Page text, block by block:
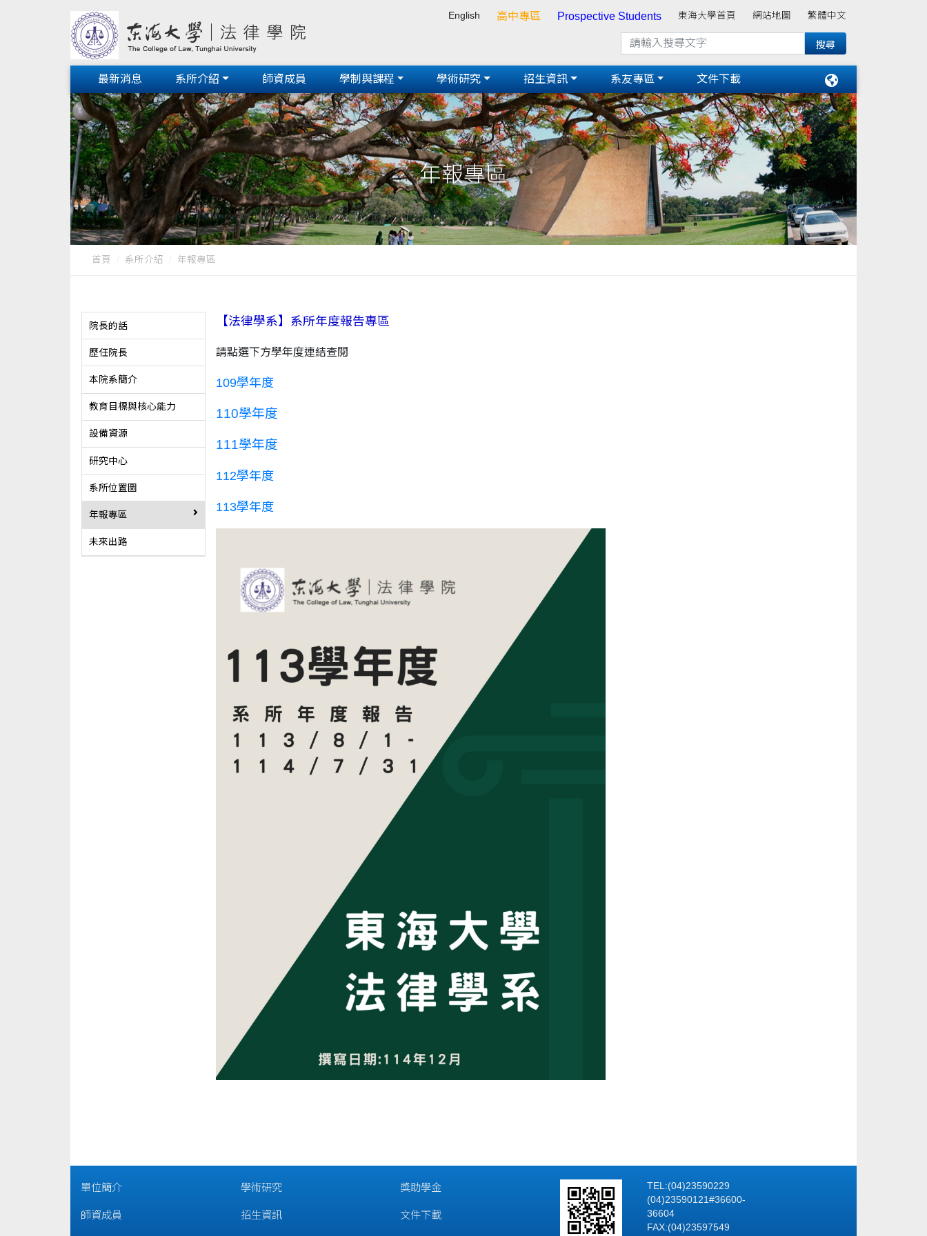
English 高中專區 Prospective Students 東海大學首頁 網站地圖 繁體中文
最新消息 系所介紹 師資成員 學制與課程 學術研究 招生資訊 系友專區 文件下載
年報專區
首頁 系所介紹 年報專區
院長的話
歷任院長
本院系簡介
教育目標與核心能力
設備資源
研究中心
系所位置圖
年報專區
未來出路
【法律學系】系所年度報告專區
請點選下方學年度連結查閱
109學年度
110學年度
111學年度
112學年度
113學年度
單位簡介
師資成員
學術研究
招生資訊
獎助學金
文件下載
TEL:(04)23590229
(04)23590121#36600-
36604
FAX:(04)23597549